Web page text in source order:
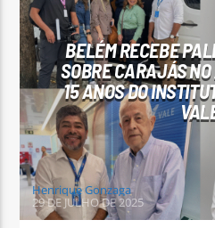
BELÉM RECEBE
SOBRE CARAJÁS
15 ANOS DO
Henrique Gonzaga
29 DE JULHO DE 2025